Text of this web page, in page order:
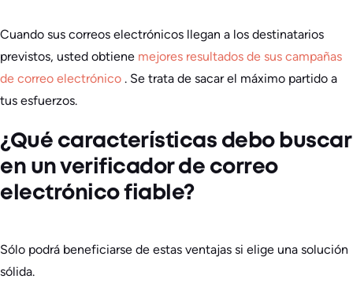
Cuando sus correos electrónicos llegan a los destinatarios
previstos, usted obtiene mejores resultados de sus campañas
de correo electrónico . Se trata de sacar el máximo partido a
tus esfuerzos.
¿Qué características debo buscar
en un verificador de correo
electrónico fiable?
Sólo podrá beneficiarse de estas ventajas si elige una solución
sólida.